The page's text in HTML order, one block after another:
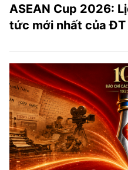
ASEAN Cup 2026:
tức mới nhất của ĐT